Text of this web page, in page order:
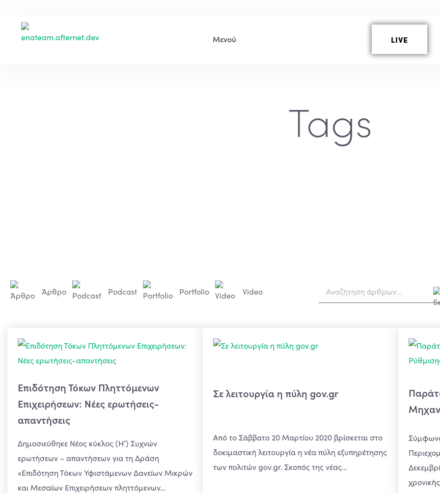
LIVE
Tags
Άρθρο Podcast Portfolio Video
Επιδότηση Τόκων Πληττόμενων
Επιχειρήσεων: Νέες ερωτήσεις-
απαντήσεις
Δημοσιεύθηκε Νέος κύκλος (Η’) Συχνών
ερωτήσεων – απαντήσεων για τη Δράση
«Επιδότηση Τόκων Υφιστάμενων Δανείων Μικρών
και Μεσαίων Επιχειρήσεων πληττόμενων…
Σε λειτουργία η πύλη gov.gr
Από το Σάββατο 20 Μαρτίου 2020 βρίσκεται στο
δοκιμαστική λειτουργία η νέα πύλη εξυπηρέτησης
των πολιτών gov.gr. Σκοπός της νέας…